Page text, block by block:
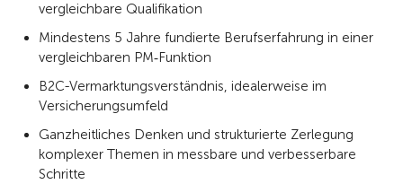
vergleichbare Qualifikation
Mindestens 5 Jahre fundierte Berufserfahrung in einer
vergleichbaren PM‑Funktion
B2C-Vermarktungsverständnis, idealerweise im
Versicherungsumfeld
Ganzheitliches Denken und strukturierte Zerlegung
komplexer Themen in messbare und verbesserbare
Schritte